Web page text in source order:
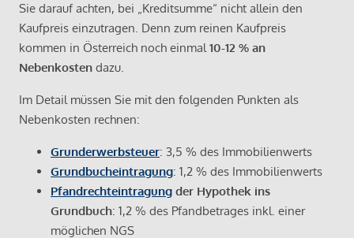
Sie darauf achten, bei „Kreditsumme“ nicht allein den
Kaufpreis einzutragen. Denn zum reinen Kaufpreis
kommen in Österreich noch einmal10-12 % an
Nebenkosten dazu.
Im Detail müssen Sie mit den folgenden Punkten als
Nebenkosten rechnen:
Grunderwerbsteuer: 3,5 % des Immobilienwerts
Grundbucheintragung: 1,2 % des Immobilienwerts
Pfandrechteintragung der Hypothek ins
Grundbuch: 1,2 % des Pfandbetrages inkl. einer
möglichen NGS